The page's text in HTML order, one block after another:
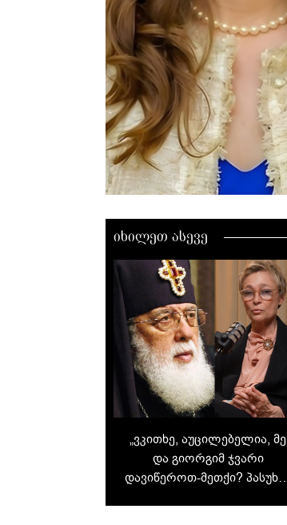
იხილეთ ასევე
„ვკითხე, აუცილებელია, მე
და გიორგიმ ჯვარი
დავიწეროთ-მეთქი? პასუხმა